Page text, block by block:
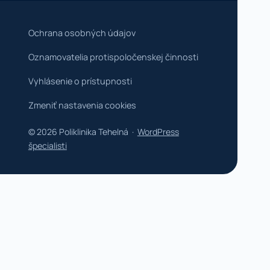
Ochrana osobných údajov
Oznamovatelia protispoločenskej činnosti
Vyhlásenie o prístupnosti
Zmeniť nastavenia cookies
© 2026 Poliklinika Tehelná · WordPress
špecialisti